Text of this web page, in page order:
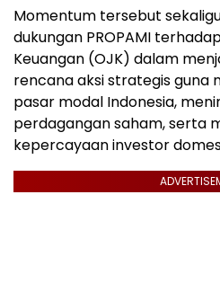
Momentum tersebut
dukungan PROPAMI
Keuangan (OJK) dalam
rencana aksi strategis guna
pasar modal Indonesia,
perdagangan saham, serta
kepercayaan investor